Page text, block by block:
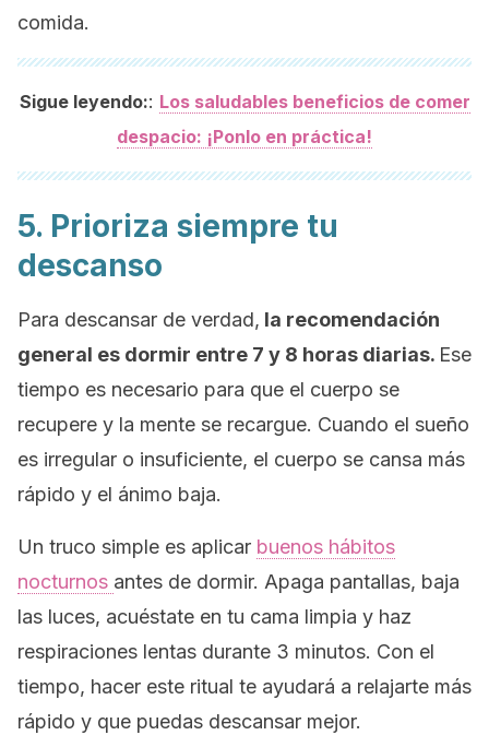
comida.
Sigue leyendo:: Los saludables beneficios de comer
despacio: ¡Ponlo en práctica!
5. Prioriza siempre tu
descanso
Para descansar de verdad, la recomendación
general es dormir entre 7 y 8 horas diarias. Ese
tiempo es necesario para que el cuerpo se
recupere y la mente se recargue. Cuando el sueño
es irregular o insuficiente, el cuerpo se cansa más
rápido y el ánimo baja.
Un truco simple es aplicar buenos hábitos
nocturnos antes de dormir. Apaga pantallas, baja
las luces, acuéstate en tu cama limpia y haz
respiraciones lentas durante 3 minutos. Con el
tiempo, hacer este ritual te ayudará a relajarte más
rápido y que puedas descansar mejor.